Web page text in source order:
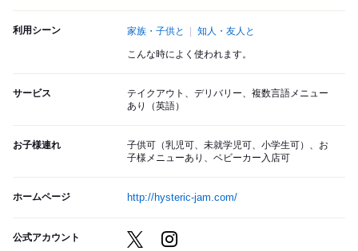
利用シーン 家族・子供と 知人・友人と
こんな時によく使われます。
サービス
テイクアウト、デリバリー、複数言語メニュー
あり（英語）
お子様連れ
子供可（乳児可、未就学児可、小学生可）、お
子様メニューあり、ベビーカー入店可
ホームページ http://hysteric-jam.com/
公式アカウント